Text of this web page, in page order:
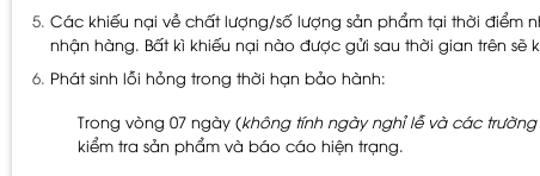
Các khiếu nại về chất lượng/số lượng sản phẩm tại thời điểm
nhận hàng. Bất kì khiếu nại nào được gửi sau thời gian trên sẽ
Phát sinh lỗi hỏng trong thời hạn bảo hành:
Trong vòng 07 ngày (không tính ngày nghỉ lễ và các
kiểm tra sản phẩm và báo cáo hiện trạng.